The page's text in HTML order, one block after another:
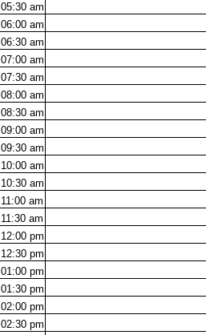
05:30 am
06:00 am
06:30 am
07:00 am
07:30 am
08:00 am
08:30 am
09:00 am
09:30 am
10:00 am
10:30 am
11:00 am
11:30 am
12:00 pm
12:30 pm
01:00 pm
01:30 pm
02:00 pm
02:30 pm